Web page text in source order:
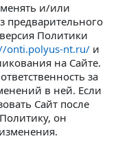
и/или
предварительного
Политики
onti.polyus-nt.ru/ и
на Сайте.
за
в ней. Если
Сайт после
он